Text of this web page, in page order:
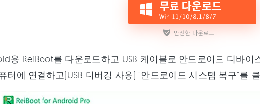
용 ReiBoot를 다운로드하고 USB 케이블로 안드로이드 디바이
터에 연결하고(USB 디버깅 사용) "안드로이드 시스템 복구"를